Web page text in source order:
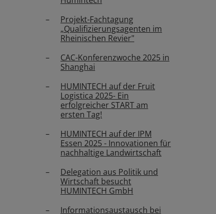
Projekt-Fachtagung
„Qualifizierungsagenten im
Rheinischen Revier"
CAC-Konferenzwoche 2025 in
Shanghai
HUMINTECH auf der Fruit
Logistica 2025- Ein
erfolgreicher START am
ersten Tag!
HUMINTECH auf der IPM
Essen 2025 - Innovationen für
nachhaltige Landwirtschaft
Delegation aus Politik und
Wirtschaft besucht
HUMINTECH GmbH
Informationsaustausch bei